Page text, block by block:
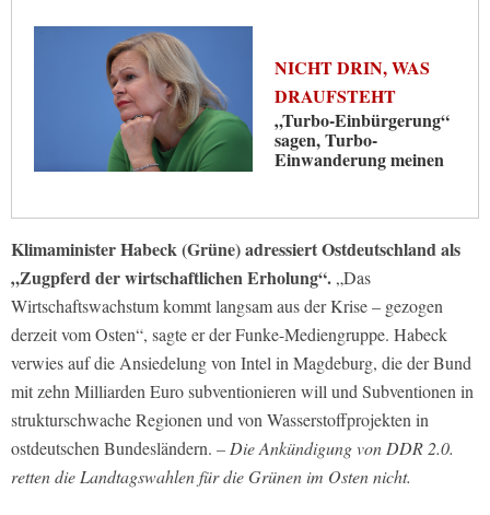
NICHT DRIN, WAS
DRAUFSTEHT
„Turbo-Einbürgerung“
sagen, Turbo-
Einwanderung meinen
Klimaminister Habeck (Grüne) adressiert Ostdeutschland als
„Zugpferd der wirtschaftlichen Erholung“. „Das
Wirtschaftswachstum kommt langsam aus der Krise – gezogen
derzeit vom Osten“, sagte er der Funke-Mediengruppe. Habeck
verwies auf die Ansiedelung von Intel in Magdeburg, die der Bund
mit zehn Milliarden Euro subventionieren will und Subventionen in
strukturschwache Regionen und von Wasserstoffprojekten in
ostdeutschen Bundesländern. – Die Ankündigung von DDR 2.0.
retten die Landtagswahlen für die Grünen im Osten nicht.